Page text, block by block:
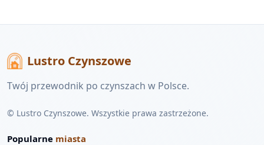
Lustro Czynszowe
Twój przewodnik po czynszach w Polsce.
© Lustro Czynszowe. Wszystkie prawa zastrzeżone.
Popularne miasta